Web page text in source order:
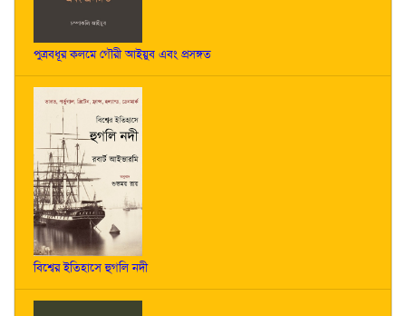
পুত্রবধূর কলমে গৌরী আইয়ুব এবং প্রসঙ্গত
বিশ্বের ইতিহাসে হুগলি নদী